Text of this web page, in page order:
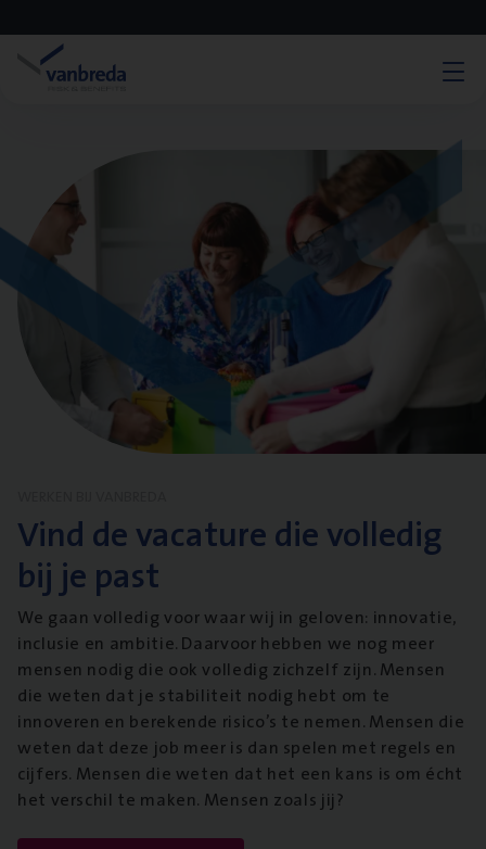
Vind de vacature die volledig
bij je past
We gaan volledig voor waar wij in geloven: innovatie,
inclusie en ambitie. Daarvoor hebben we nog meer
mensen nodig die ook volledig zichzelf zijn. Mensen
die weten dat je stabiliteit nodig hebt om te
innoveren en berekende risico’s te nemen. Mensen die
weten dat deze job meer is dan spelen met regels en
cijfers. Mensen die weten dat het een kans is om écht
het verschil te maken. Mensen zoals jij?